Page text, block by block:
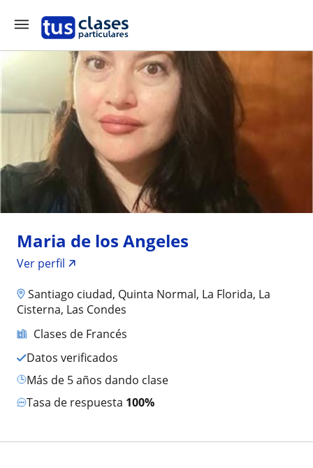
Maria de los Angeles
Ver perfil
Santiago ciudad, Quinta Normal, La Florida, La
Cisterna, Las Condes
Clases de Francés
Datos verificados
más de 5 años dando clase
Tasa de respuesta 100%